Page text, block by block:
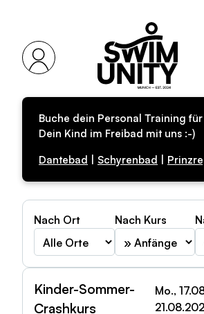
Buche dein Personal Training
Dein Kind im Freibad mit uns :-)
Dantebad
Schyrenbad
Anfängerkurs in
München
Nach Ort Nach Kurs
Kinder-Sommer-
Crashkurs
Mo.,